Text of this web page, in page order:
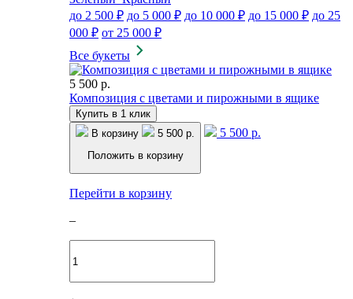
до 2 500 ₽ до 5 000 ₽ до 10 000 ₽ до 15 000 ₽ до 25
000 ₽ от 25 000 ₽
Все букеты
5 500 р.
Композиция с цветами и пирожными в ящике
Купить в 1 клик
В корзину
5 500 р.
Положить в корзину
5 500 р.
Перейти в корзину
–